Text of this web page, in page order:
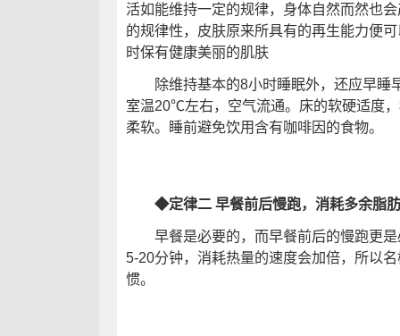
活如能维持一定的规律，身体自然而然也
的规律性，皮肤原来所具有的再生能力便
时保有健康美丽的肌肤
除维持基本的8小时睡眠外，还应早睡
室温20℃左右，空气流通。床的软硬适度
柔软。睡前避免饮用含有咖啡因的食物。
◆定律二 早餐前后慢跑，消耗多余脂肪
早餐是必要的，而早餐前后的慢跑更是
5-20分钟，消耗热量的速度会加倍，所以
惯。